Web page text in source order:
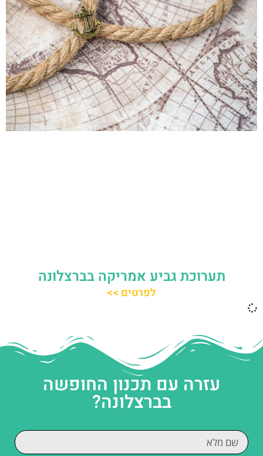
תערוכת גביע אמריקה בברצלונה
לפרטים >>
עזרה עם תכנון החופשה
בברצלונה?